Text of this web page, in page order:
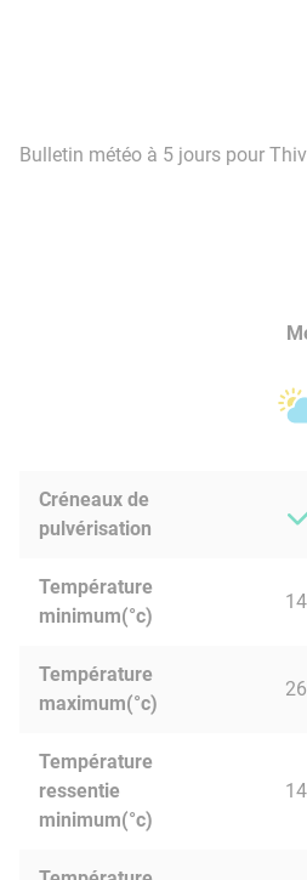
Bulletin météo à 5 jours pour
Créneaux de
pulvérisation
Température
minimum(°c)
Température
maximum(°c)
Température
ressentie
minimum(°c)